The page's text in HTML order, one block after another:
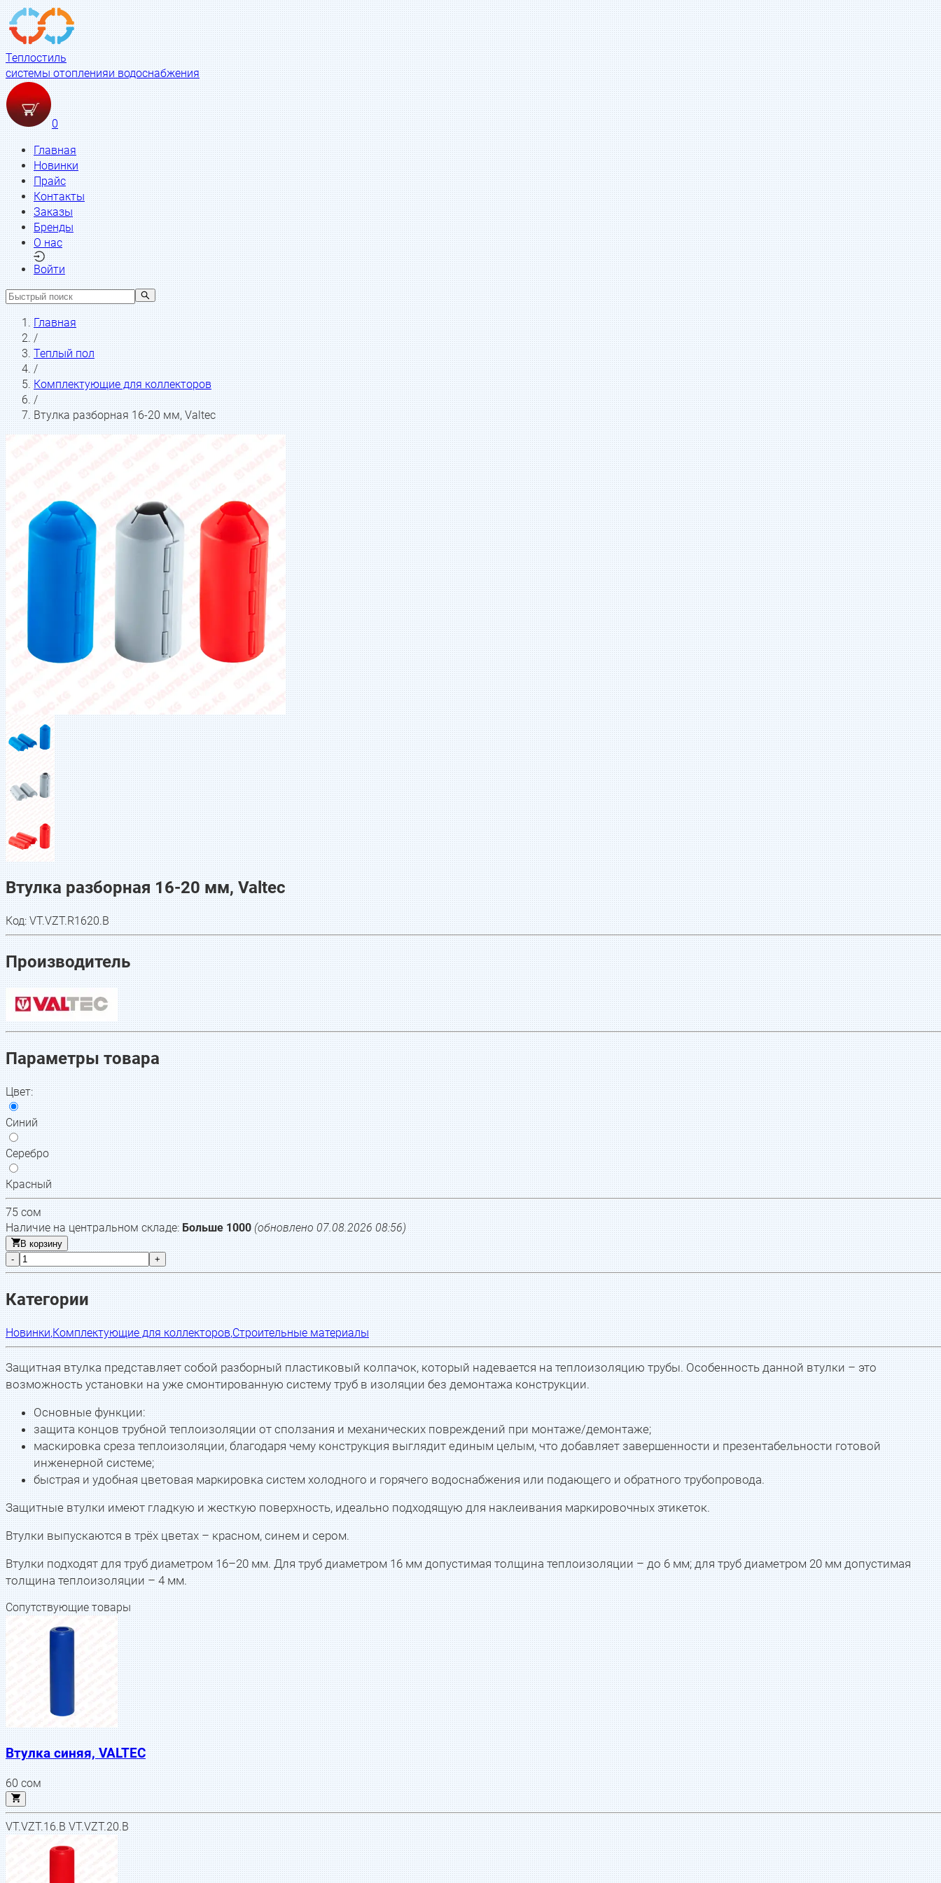
Теплостиль
системы отопленияи водоснабжения
0
Главная
Новинки
Прайс
Контакты
Заказы
Бренды
О нас
Войти
Главная
/
Теплый пол
/
Комплектующие для коллекторов
/
Втулка разборная 16-20 мм, Valtec
Втулка разборная 16-20 мм, Valtec
Код:VT.VZT.R1620.B
Производитель
Параметры товара
Цвет:
Синий
Серебро
Красный
75сом
Наличие на центральном складе: Больше 1000 (обновлено07.08.2026 08:56)
В корзину
-
+
Категории
Новинки,Комплектующие для коллекторов,Строительные материалы
Защитная втулка представляет собой разборный пластиковый колпачок, который надевается на теплоизоляцию трубы. Особенность данной втулки – это
возможность установки на уже смонтированную систему труб в изоляции без демонтажа конструкции.
Основные функции:
защита концов трубной теплоизоляции от сползания и механических повреждений при монтаже/демонтаже;
маскировка среза теплоизоляции, благодаря чему конструкция выглядит единым целым, что добавляет завершенности и презентабельности готовой
инженерной системе;
быстрая и удобная цветовая маркировка систем холодного и горячего водоснабжения или подающего и обратного трубопровода.
Защитные втулки имеют гладкую и жесткую поверхность, идеально подходящую для наклеивания маркировочных этикеток.
Втулки выпускаются в трёх цветах – красном, синем и сером.
Втулки подходят для труб диаметром 16–20 мм. Для труб диаметром 16 мм допустимая толщина теплоизоляции – до 6 мм; для труб диаметром 20 мм допустимая
толщина теплоизоляции – 4 мм.
Сопутствующие товары
Втулка синяя, VALTEC
60сом
VT.VZT.16.B VT.VZT.20.B